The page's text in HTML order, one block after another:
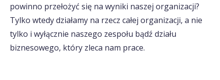
powinno przełożyć się na wyniki naszej organizacji?
Tylko wtedy działamy na rzecz całej organizacji, a nie
tylko i wyłącznie naszego zespołu bądź działu
biznesowego, który zleca nam prace.